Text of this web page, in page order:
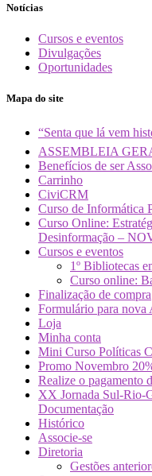
Notícias
Cursos e eventos
Divulgações
Oportunidades
Mapa do site
“Senta que lá vem
ASSEMBLEIA
Benefícios de ser
Carrinho
CiviCRM
Curso de Informática
Curso Online:
Desinformação –
Cursos e eventos
1º Bibliotecas
Curso online:
Finalização de compra
Formulário para nova
Loja
Minha conta
Mini Curso Políticas
Promo Novembro
Realize o pagamento
XX Jornada Sul-Rio-
Documentação
Histórico
Associe-se
Diretoria
Gestões